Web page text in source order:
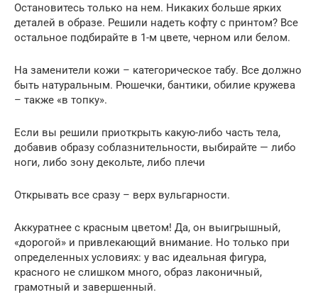
Остановитесь только на нем. Никаких больше ярких
деталей в образе. Решили надеть кофту с принтом? Все
остальное подбирайте в 1-м цвете, черном или белом.
На заменители кожи – категорическое табу. Все должно
быть натуральным. Рюшечки, бантики, обилие кружева
– также «в топку».
Если вы решили приоткрыть какую-либо часть тела,
добавив образу соблазнительности, выбирайте — либо
ноги, либо зону декольте, либо плечи
Открывать все сразу – верх вульгарности.
Аккуратнее с красным цветом! Да, он выигрышный,
«дорогой» и привлекающий внимание. Но только при
определенных условиях: у вас идеальная фигура,
красного не слишком много, образ лаконичный,
грамотный и завершенный.